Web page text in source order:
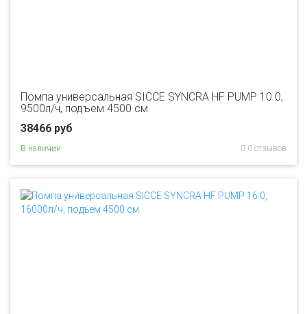
Помпа универсальная SICCE SYNCRA HF PUMP 10.0,
9500л/ч, подъем 4500 см
38466 руб
В наличии 0 отзывов